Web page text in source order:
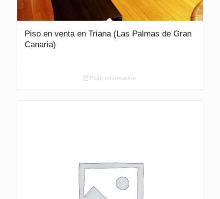
Piso en venta en Triana (Las Palmas de Gran
Canaria)
Pedir información